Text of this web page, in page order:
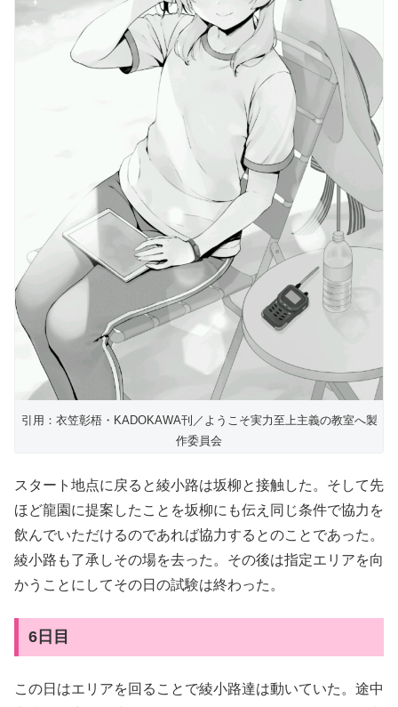
引用：衣笠彰梧・KADOKAWA刊／ようこそ実力至上主義の教室へ製
作委員会
スタート地点に戻ると綾小路は坂柳と接触した。そして先
ほど龍園に提案したことを坂柳にも伝え同じ条件で協力を
飲んでいただけるのであれば協力するとのことであった。
綾小路も了承しその場を去った。その後は指定エリアを向
かうことにしてその日の試験は終わった。
6日目
この日はエリアを回ることで綾小路達は動いていた。途中